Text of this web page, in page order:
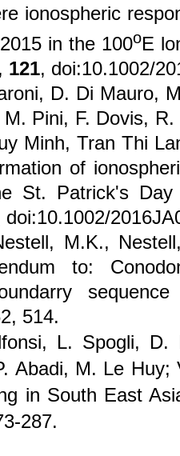
ionospheric
in the 100oE
, 121, doi:10.1002/
D. Di Mauro,
Pini, F. Dovis, R.
Minh, Tran Thi
of
St. Patrick's Day
doi:10.1002/
M.K.,
to:
514.
L. Spogli, D.
Abadi, M. Le
in South East
287.